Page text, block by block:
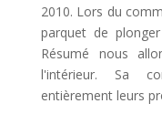
2010. Lors du
parquet de
Résumé nous
l'intérieur. Sa
entièrement leurs